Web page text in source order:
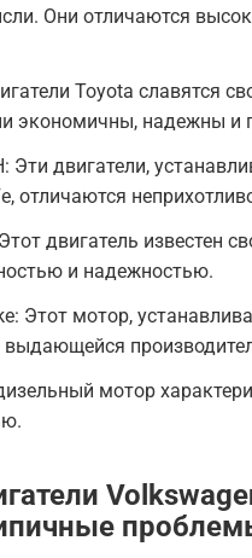
Они отличаются
Toyota славятся
экономичны, надежны и
Эти двигатели,
отличаются
двигатель известен
и надежностью.
Этот мотор,
мотор